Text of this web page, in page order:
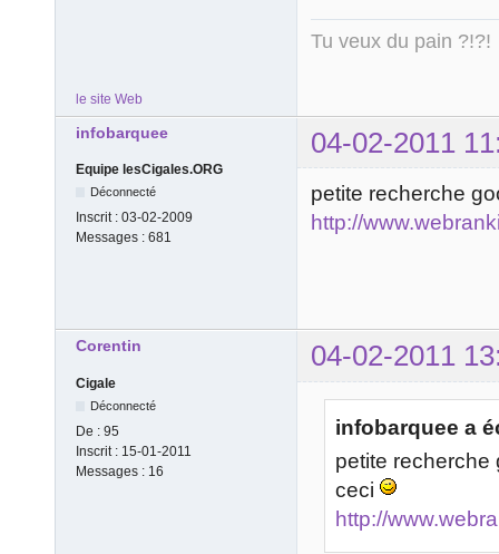
Tu veux du pain ?!?!
le site Web
infobarquee 04-02-2011
Equipe lesCigales.ORG
Déconnecté
Inscrit : 03-02-2009
Messages : 681
petite recherche
http://
Corentin 04-02-2011
Cigale
Déconnecté
De : 95
Inscrit : 15-01-2011
Messages : 16
infobarquee a
petite recherche
ceci
http://